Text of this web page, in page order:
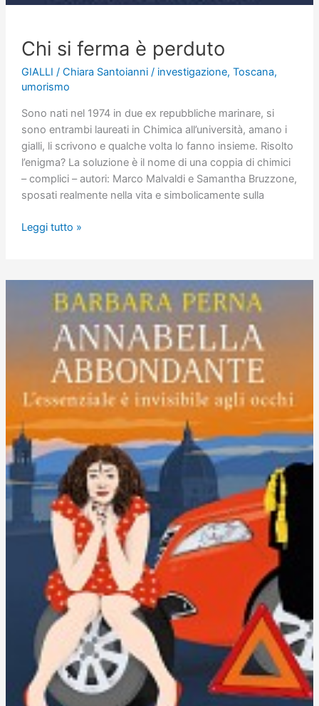
Chi si ferma è perduto
GIALLI / Chiara Santoianni / investigazione, Toscana,
umorismo
Sono nati nel 1974 in due ex repubbliche marinare, si
sono entrambi laureati in Chimica all’università, amano i
gialli, li scrivono e qualche volta lo fanno insieme. Risolto
l’enigma? La soluzione è il nome di una coppia di chimici
– complici – autori: Marco Malvaldi e Samantha Bruzzone,
sposati realmente nella vita e simbolicamente sulla
Chi
perduto
Leggi tutto »